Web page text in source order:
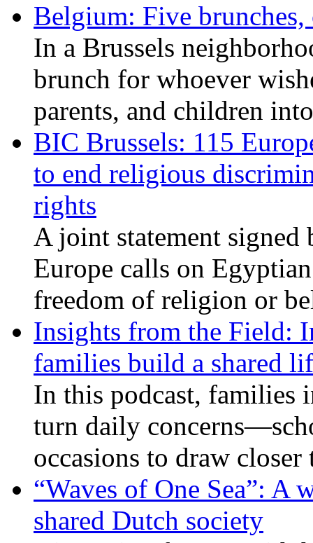
Belgium: Five
In a Brussels
brunch for whoever
parents, and children
BIC Brussels: 115
to end religious
rights
A joint statement signed
Europe calls on
freedom of religion or
Insights from the Field:
families build a shared
In this podcast, families
turn daily
occasions to draw
“Waves of One Sea”:
shared Dutch society